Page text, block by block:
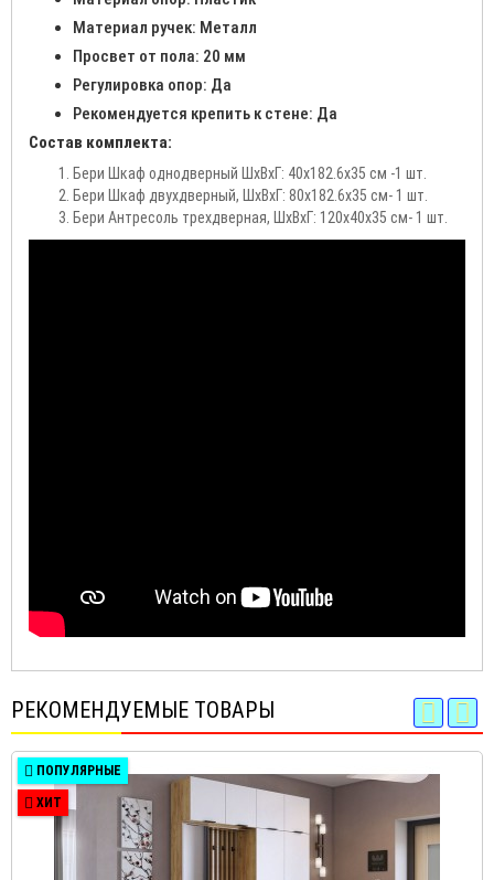
Материал ручек: Металл
Просвет от пола: 20 мм
Регулировка опор: Да
Рекомендуется крепить к стене: Да
Состав комплекта:
Бери Шкаф однодверный ШхВхГ: 40х182.6х35 см -1 шт.
Бери Шкаф двухдверный, ШхВхГ: 80х182.6х35 см- 1 шт.
Бери Антресоль трехдверная, ШхВхГ: 120х40х35 см- 1 шт.
РЕКОМЕНДУЕМЫЕ ТОВАРЫ
ПОПУЛЯРНЫЕ
ХИТ